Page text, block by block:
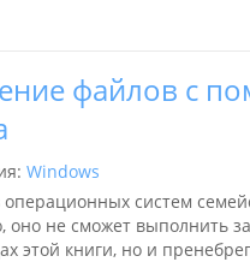
файлов с
Windows
операционных систем
оно не сможет выполнить
этой книги, но и